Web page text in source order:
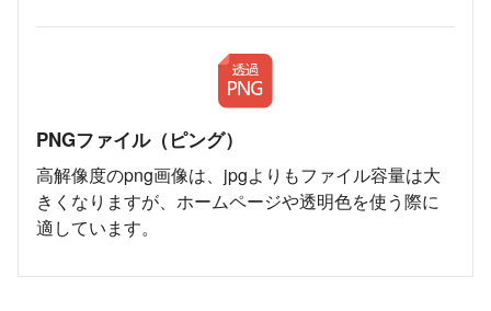
PNGファイル（ピング）
高解像度のpng画像は、jpgよりもファイル容量は大
きくなりますが、ホームページや透明色を使う際に
適しています。